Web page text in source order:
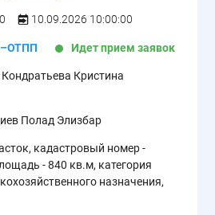
10.09.2026 10:00:00
Идет прием заявок
Кондратьева Кристина
Полад Элизбар
кадастровый номер -
- 840 кв.м, категория
назначения,